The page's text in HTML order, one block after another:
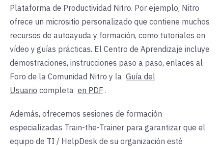
Plataforma de Productividad Nitro. Por ejemplo, Nitro
ofrece un micrositio personalizado que contiene muchos
recursos de autoayuda y formación, como tutoriales en
vídeo y guías prácticas. El Centro de Aprendizaje incluye
demostraciones, instrucciones paso a paso, enlaces al
Foro de la Comunidad Nitro y la Guía del
Usuario completa en PDF .
Además, ofrecemos sesiones de formación
especializadas Train-the-Trainer para garantizar que el
equipo de TI / HelpDesk de su organización esté